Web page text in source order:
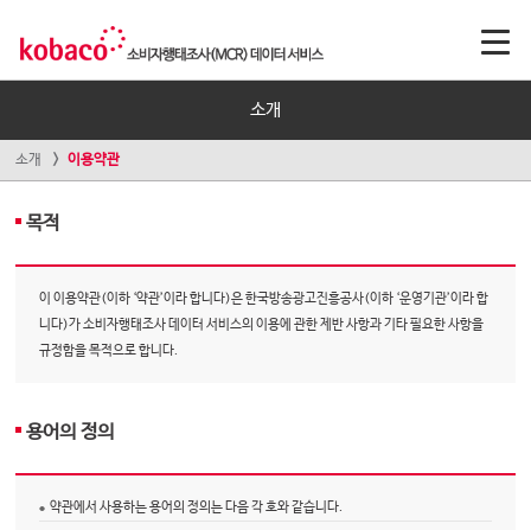
소개
소개 이용약관
목적
이 이용약관(이하 ‘약관’이라 합니다)은 한국방송광고진흥공사(이하 ‘운영기관’이라 합
니다)가 소비자행태조사 데이터 서비스의 이용에 관한 제반 사항과 기타 필요한 사항을
규정함을 목적으로 합니다.
용어의 정의
약관에서 사용하는 용어의 정의는 다음 각 호와 같습니다.